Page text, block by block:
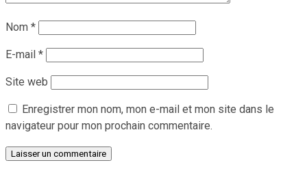
Nom *
E-mail *
Site web
Enregistrer mon nom, mon e-mail et mon site dans le
navigateur pour mon prochain commentaire.